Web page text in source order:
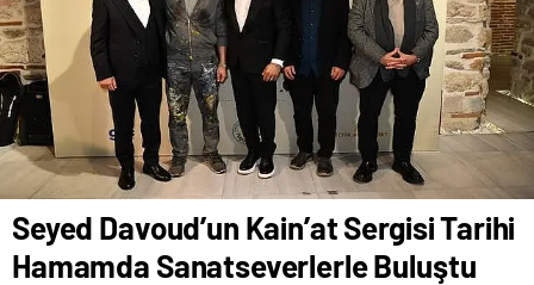
Seyed Davoud’un Kain’at Sergisi Tarihi
Hamamda Sanatseverlerle Buluştu